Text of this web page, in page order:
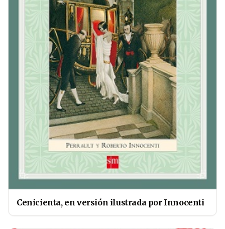
Cenicienta, en versión ilustrada por Innocenti